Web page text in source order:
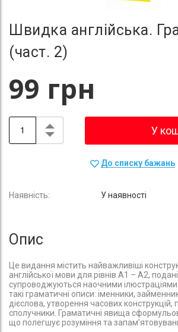
Швидка англійська.
(част. 2)
99 грн
У
До списку бажань
У наявності
Опис
Це видання містить найважливіші
англійської мови для рівнів А1 – А2,
супроводжуються наочними
такі граматичні описи: іменники,
дієслова, утворення часових
сполучники. Граматичні явища
що полегшує розуміння та